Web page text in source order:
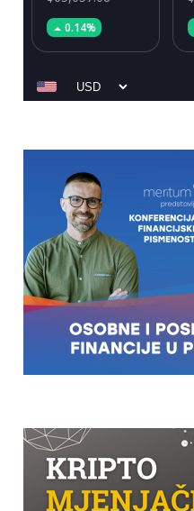
0.14%